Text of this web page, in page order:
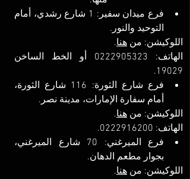
التوحيد والنور.
اللوكيشن: من هنا.
19029.
أمام سفارة الإمارات، مدينة نصر.
اللوكيشن: من هنا.
الهاتف: 0222916200.
بجوار مطعم الدهان.
اللوكيشن: من هنا.